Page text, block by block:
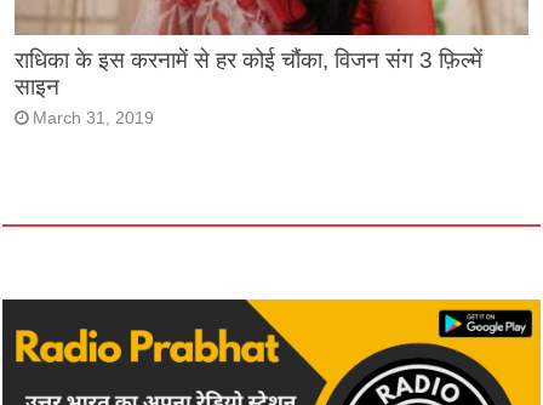
राधिका के इस करनामें से हर कोई चौंका, विजन संग 3 फ़िल्में
साइन
March 31, 2019